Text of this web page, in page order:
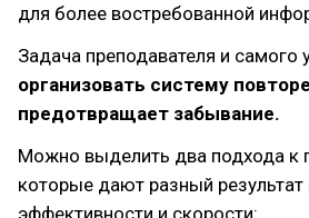
для более востребованной
Задача преподавателя и самого
организовать систему
предотвращает забывание.
Можно выделить два подхода к
которые дают разный результат
эффективности и скорости: